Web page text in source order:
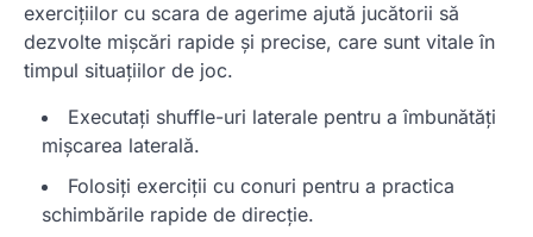
exercițiilor cu scara de agerime ajută jucătorii să
dezvolte mișcări rapide și precise, care sunt vitale în
timpul situațiilor de joc.
Executați shuffle-uri laterale pentru a îmbunătăți
mișcarea laterală.
Folosiți exerciții cu conuri pentru a practica
schimbările rapide de direcție.